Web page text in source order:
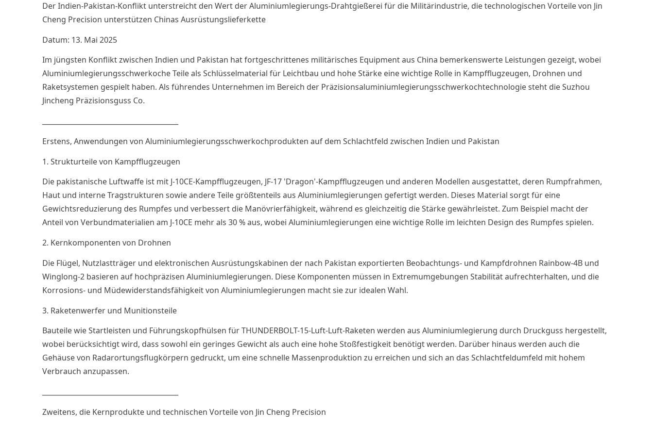
Der Indien-Pakistan-Konflikt unterstreicht den Wert der Aluminiumlegierungs-Drahtgießerei für die Militärindustrie, die technologischen Vorteile von Jin
Cheng Precision unterstützen Chinas Ausrüstungslieferkette
Datum: 13. Mai 2025
Im jüngsten Konflikt zwischen Indien und Pakistan hat fortgeschrittenes militärisches Equipment aus China bemerkenswerte Leistungen gezeigt, wobei
Aluminiumlegierungsschwerkoche Teile als Schlüsselmaterial für Leichtbau und hohe Stärke eine wichtige Rolle in Kampfflugzeugen, Drohnen und
Raketsystemen gespielt haben. Als führendes Unternehmen im Bereich der Präzisionsaluminiumlegierungsschwerkochtechnologie steht die Suzhou
Jincheng Präzisionsguss Co.
Erstens, Anwendungen von Aluminiumlegierungsschwerkochprodukten auf dem Schlachtfeld zwischen Indien und Pakistan
1. Strukturteile von Kampfflugzeugen
Die pakistanische Luftwaffe ist mit J-10CE-Kampfflugzeugen, JF-17 'Dragon'-Kampfflugzeugen und anderen Modellen ausgestattet, deren Rumpfrahmen,
Haut und interne Tragstrukturen sowie andere Teile größtenteils aus Aluminiumlegierungen gefertigt werden. Dieses Material sorgt für eine
Gewichtsreduzierung des Rumpfes und verbessert die Manövrierfähigkeit, während es gleichzeitig die Stärke gewährleistet. Zum Beispiel macht der
Anteil von Verbundmaterialien am J-10CE mehr als 30 % aus, wobei Aluminiumlegierungen eine wichtige Rolle im leichten Design des Rumpfes spielen.
2. Kernkomponenten von Drohnen
Die Flügel, Nutzlastträger und elektronischen Ausrüstungskabinen der nach Pakistan exportierten Beobachtungs- und Kampfdrohnen Rainbow-4B und
Winglong-2 basieren auf hochpräzisen Aluminiumlegierungen. Diese Komponenten müssen in Extremumgebungen Stabilität aufrechterhalten, und die
Korrosions- und Müdewiderstandsfähigkeit von Aluminiumlegierungen macht sie zur idealen Wahl.
3. Raketenwerfer und Munitionsteile
Bauteile wie Startleisten und Führungskopfhülsen für THUNDERBOLT-15-Luft-Luft-Raketen werden aus Aluminiumlegierung durch Druckguss hergestellt,
wobei berücksichtigt wird, dass sowohl ein geringes Gewicht als auch eine hohe Stoßfestigkeit benötigt werden. Darüber hinaus werden auch die
Gehäuse von Radarortungsflugkörpern gedruckt, um eine schnelle Massenproduktion zu erreichen und sich an das Schlachtfeldumfeld mit hohem
Verbrauch anzupassen.
Zweitens, die Kernprodukte und technischen Vorteile von Jin Cheng Precision